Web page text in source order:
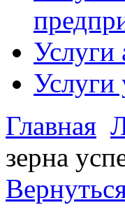
Услуги
Услуги
Главная
зерна